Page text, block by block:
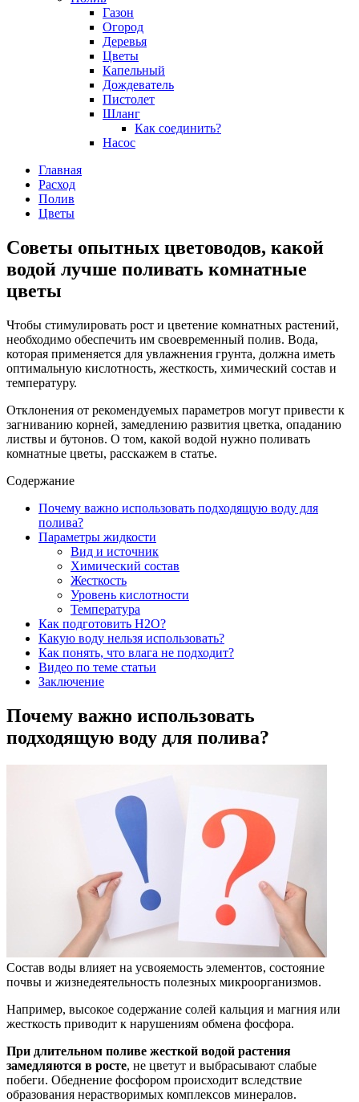
Газон
Огород
Деревья
Цветы
Капельный
Дождеватель
Пистолет
Шланг
Как соединить?
Насос
Главная
Расход
Полив
Цветы
Советы опытных цветоводов, какой
водой лучше поливать комнатные
цветы
Чтобы стимулировать рост и цветение комнатных растений,
необходимо обеспечить им своевременный полив. Вода,
которая применяется для увлажнения грунта, должна иметь
оптимальную кислотность, жесткость, химический состав и
температуру.
Отклонения от рекомендуемых параметров могут привести к
загниванию корней, замедлению развития цветка, опаданию
листвы и бутонов. О том, какой водой нужно поливать
комнатные цветы, расскажем в статье.
Содержание
Почему важно использовать подходящую воду для
полива?
Параметры жидкости
Вид и источник
Химический состав
Жесткость
Уровень кислотности
Температура
Как подготовить H2O?
Какую воду нельзя использовать?
Как понять, что влага не подходит?
Видео по теме статьи
Заключение
Почему важно использовать
подходящую воду для полива?
Состав воды влияет на усвояемость элементов, состояние
почвы и жизнедеятельность полезных микроорганизмов.
Например, высокое содержание солей кальция и магния или
жесткость приводит к нарушениям обмена фосфора.
При длительном поливе жесткой водой растения
замедляются в росте, не цветут и выбрасывают слабые
побеги. Обеднение фосфором происходит вследствие
образования нерастворимых комплексов минералов.